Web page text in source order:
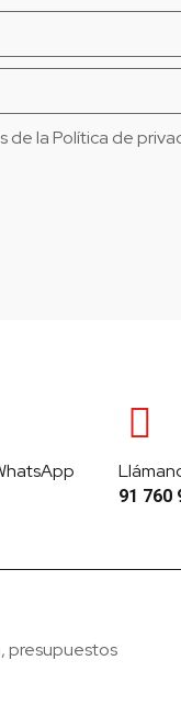
de laPolítica de
91 760
presupuestos